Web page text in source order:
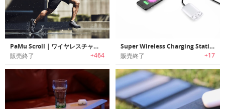
PaMu Scroll｜ワイヤレスチャージ可能なロールデザインBluetooth5.0完全ワイヤレスイヤホン「パムスクロール」
販売終了 +464
Super Wireless Charging Station｜デバイスを最大6台同時充電可能なワイヤレスチャージパッド
販売終了 +17